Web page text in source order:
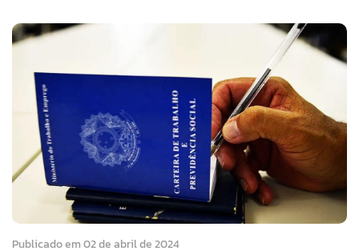
Publicado em 02 de abril de 2024